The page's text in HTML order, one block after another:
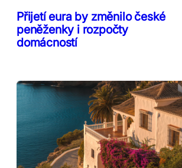
Přijetí eura by změnilo české
peněženky i rozpočty
domácností